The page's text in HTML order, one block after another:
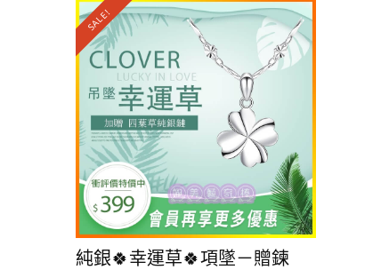
SALE!
純銀🍀幸運草🍀項墜－贈鍊